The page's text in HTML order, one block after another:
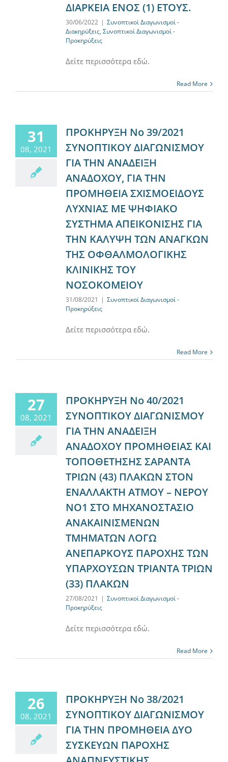
ΔΙΑΡΚΕΙΑ ΕΝΟΣ (1) ΕΤΟΥΣ.
30/06/2022 | Συνοπτικοί Διαγωνισμοί -
Διακηρύξεις, Συνοπτικοί Διαγωνισμοί -
Προκηρύξεις
Δείτε περισσότερα εδώ.
Read More
31
08, 2021
ΠΡΟΚΗΡΥΞΗ Νο 39/2021
ΣΥΝΟΠΤΙΚΟY ΔΙΑΓΩΝΙΣΜΟY
ΓΙΑ ΤΗΝ ΑΝΑΔΕΙΞΗ
ΑΝΑΔΟΧΟΥ, ΓΙΑ ΤΗΝ
ΠΡΟΜΗΘΕΙΑ ΣΧΙΣΜΟΕΙΔΟΥΣ
ΛΥΧΝΙΑΣ ΜΕ ΨΗΦΙΑΚΟ
ΣΥΣΤΗΜΑ ΑΠΕΙΚΟΝΙΣΗΣ ΓΙΑ
ΤΗΝ ΚΑΛΥΨΗ ΤΩΝ ΑΝΑΓΚΩΝ
ΤΗΣ ΟΦΘΑΛΜΟΛΟΓΙΚΗΣ
ΚΛΙΝΙΚΗΣ ΤΟΥ
ΝΟΣΟΚΟΜΕΙΟΥ
31/08/2021 | Συνοπτικοί Διαγωνισμοί -
Προκηρύξεις
Δείτε περισσότερα εδώ.
Read More
27
08, 2021
ΠΡΟΚΗΡΥΞΗ Νο 40/2021
ΣΥΝΟΠΤΙΚΟΥ ΔΙΑΓΩΝΙΣΜΟΥ
ΓΙΑ ΤΗΝ ΑΝΑΔΕΙΞΗ
ΑΝΑΔΟΧΟΥ ΠΡΟΜΗΘΕΙΑΣ ΚΑΙ
ΤΟΠΟΘΕΤΗΣΗΣ ΣΑΡΑΝΤΑ
ΤΡΙΩΝ (43) ΠΛΑΚΩΝ ΣΤΟΝ
ΕΝΑΛΛΑΚΤΗ ΑΤΜΟΥ – ΝΕΡΟΥ
ΝΟ1 ΣΤΟ ΜΗΧΑΝΟΣΤΑΣΙΟ
ΑΝΑΚΑΙΝΙΣΜΕΝΩΝ
ΤΜΗΜΑΤΩΝ ΛΟΓΩ
ΑΝΕΠΑΡΚΟΥΣ ΠΑΡΟΧΗΣ ΤΩΝ
ΥΠΑΡΧΟΥΣΩΝ ΤΡΙΑΝΤΑ ΤΡΙΩΝ
(33) ΠΛΑΚΩΝ
27/08/2021 | Συνοπτικοί Διαγωνισμοί -
Προκηρύξεις
Δείτε περισσότερα εδώ.
Read More
26
08, 2021
ΠΡΟΚΗΡΥΞΗ Νο 38/2021
ΣΥΝΟΠΤΙΚΟΥ ΔΙΑΓΩΝΙΣΜΟΥ
ΓΙΑ ΤΗΝ ΠΡΟΜΗΘΕΙΑ ΔΥΟ
ΣΥΣΚΕΥΩΝ ΠΑΡΟΧΗΣ